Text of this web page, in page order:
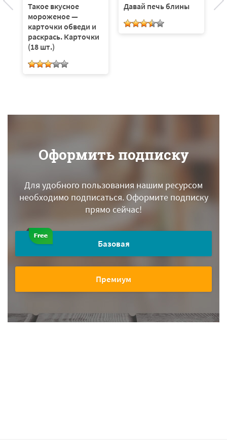
Такое вкусное
мороженое —
карточки обведи и
раскрась. Карточки
(18 шт.)
Давай печь блины
Оформить подписку
Для удобного пользования нашим ресурсом
необходимо подписаться.Оформите подписку
прямо сейчас!
Базовая
Премиум